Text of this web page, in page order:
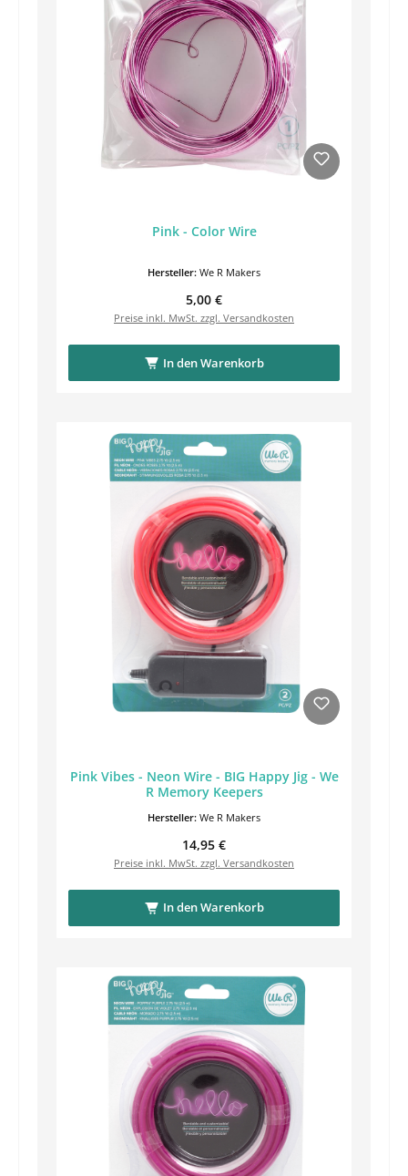
Pink - Color Wire
Hersteller: We R Makers
Regulärer Preis:
5,00 €
Preise inkl. MwSt. zzgl. Versandkosten
In den Warenkorb
Pink Vibes - Neon Wire - BIG Happy Jig - We
R Memory Keepers
Hersteller: We R Makers
Regulärer Preis:
14,95 €
Preise inkl. MwSt. zzgl. Versandkosten
In den Warenkorb